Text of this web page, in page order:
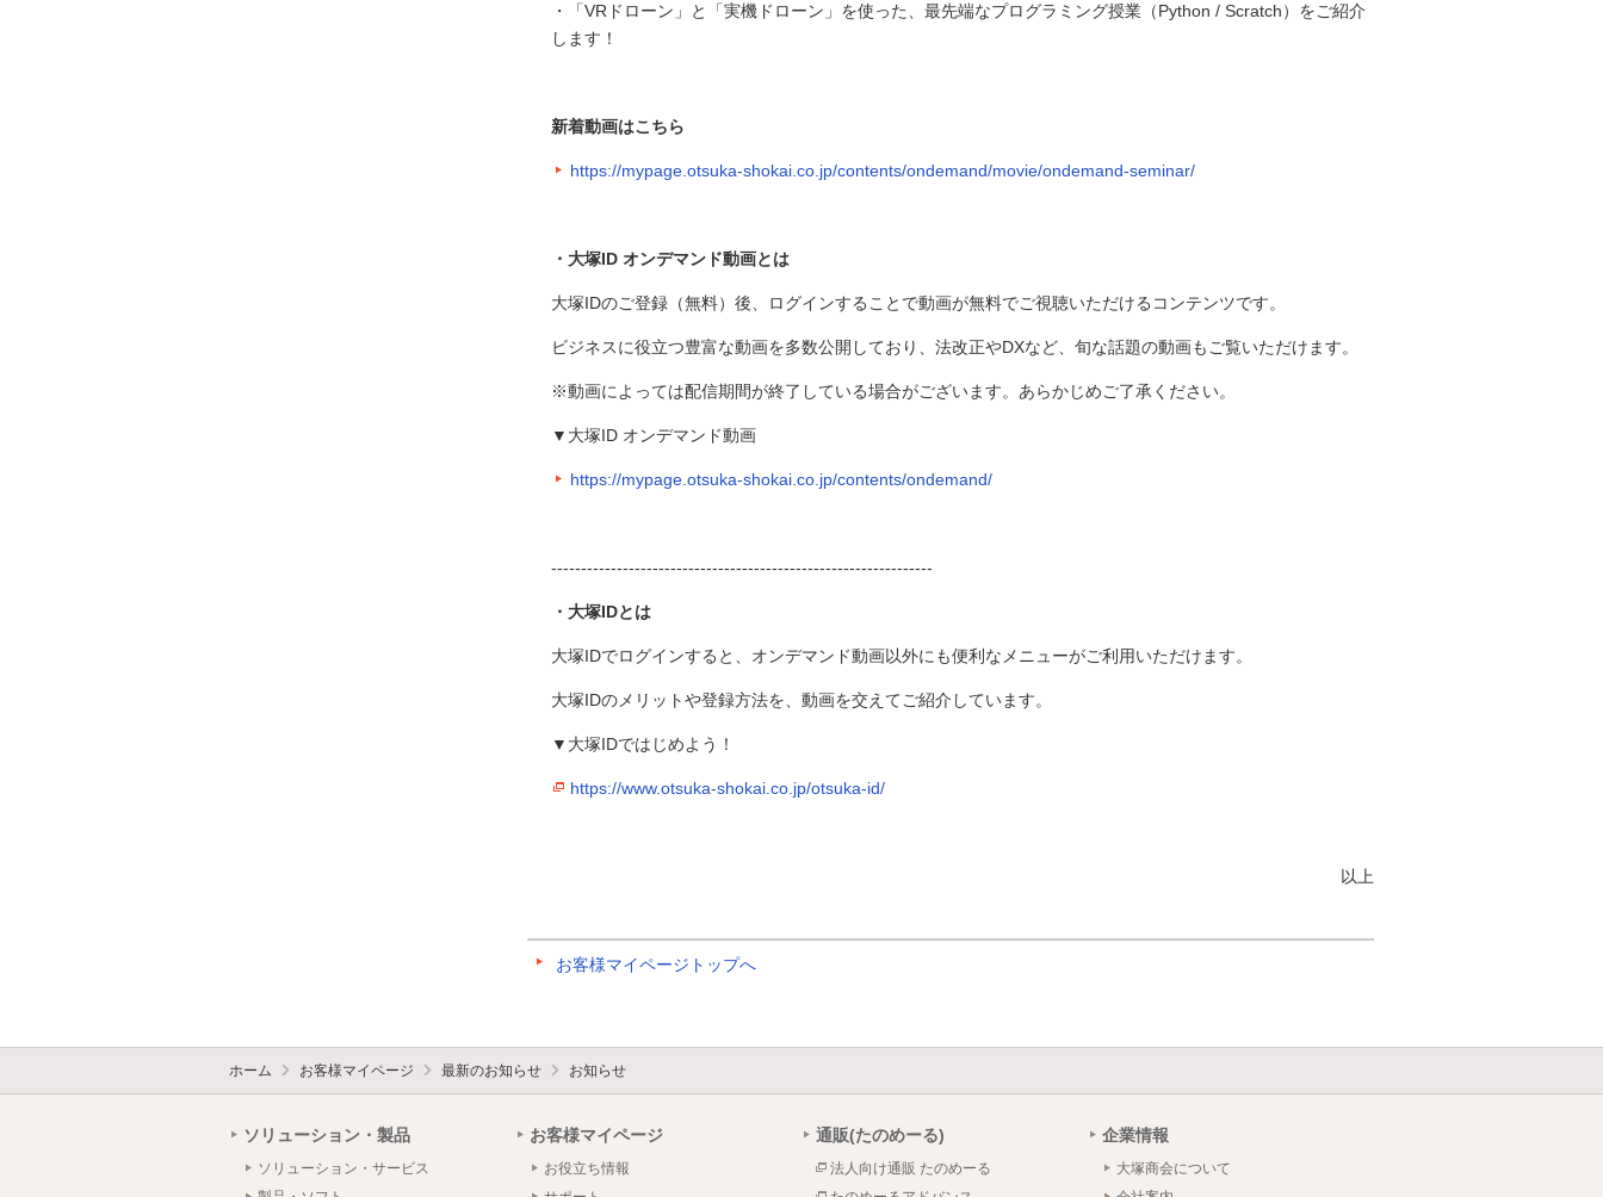
・「VRドローン」と「実機ドローン」を使った、最先端なプログラミング授業（Python / Scratch）をご紹介
します！
新着動画はこちら
https://mypage.otsuka-shokai.co.jp/contents/ondemand/movie/ondemand-seminar/
・大塚ID オンデマンド動画とは
大塚IDのご登録（無料）後、ログインすることで動画が無料でご視聴いただけるコンテンツです。
ビジネスに役立つ豊富な動画を多数公開しており、法改正やDXなど、旬な話題の動画もご覧いただけます。
※動画によっては配信期間が終了している場合がございます。あらかじめご了承ください。
▼大塚ID オンデマンド動画
https://mypage.otsuka-shokai.co.jp/contents/ondemand/
----------------------------------------------------------------
・大塚IDとは
大塚IDでログインすると、オンデマンド動画以外にも便利なメニューがご利用いただけます。
大塚IDのメリットや登録方法を、動画を交えてご紹介しています。
▼大塚IDではじめよう！
https://www.otsuka-shokai.co.jp/otsuka-id/
以上
お客様マイページトップへ
ホーム お客様マイページ 最新のお知らせ お知らせ
ソリューション・製品
ソリューション・サービス
お客様マイページ
お役立ち情報
通販(たのめーる)
法人向け通販 たのめーる
企業情報
大塚商会について